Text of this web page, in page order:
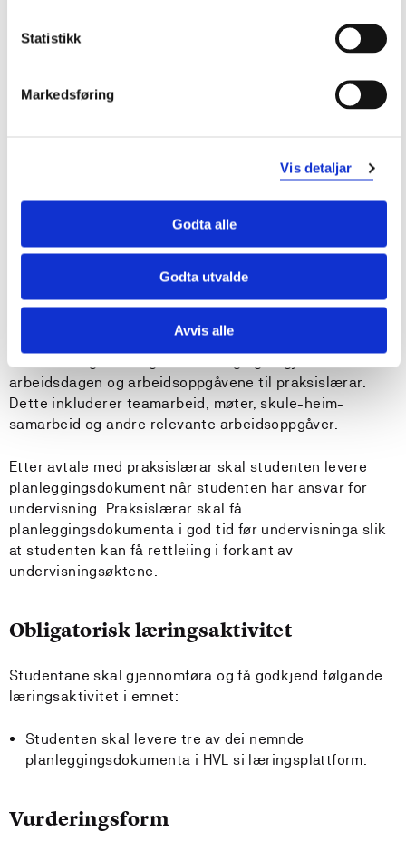
Statistikk
Markedsføring
Vis detaljar
Godta alle
Godta utvalde
Avvis alle
Undervisnings- og læringsformer
I byrjinga av praksisperioden skal studenten observere
praksislærar sin undervisning, og eventuelt bli involvert
som medlærar når praksislærar eller andre har
sjølvstendig planlegge, gjennomføre og vurdere eigen
arbeidsdagen og arbeidsoppgåvene til praksislærar.
Dette inkluderer teamarbeid, møter, skule-heim-
samarbeid og andre relevante arbeidsoppgåver.
Etter avtale med praksislærar skal studenten levere
planleggingsdokument når studenten har ansvar for
undervisning. Praksislærar skal få
planleggingsdokumenta i god tid før undervisninga slik
at studenten kan få rettleiing i forkant av
undervisningsøktene.
Obligatorisk læringsaktivitet
Studentane skal gjennomføra og få godkjend følgande
læringsaktivitet i emnet:
Studenten skal levere tre av dei nemnde
planleggingsdokumenta i HVL si læringsplattform.
Vurderingsform